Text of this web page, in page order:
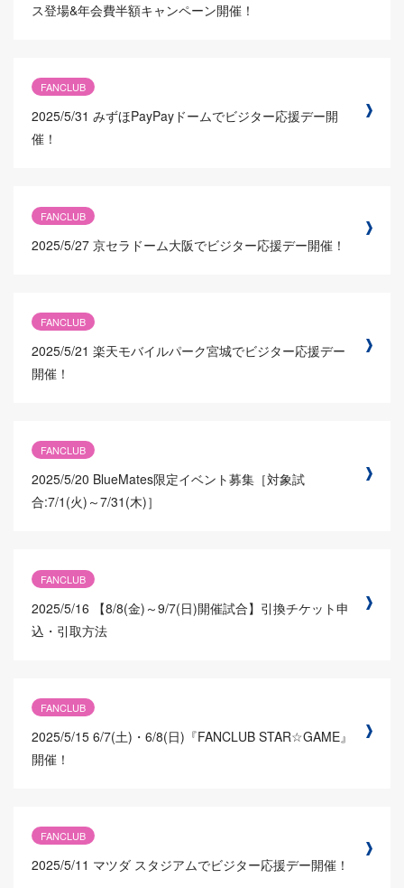
ス登場&年会費半額キャンペーン開催！
FANCLUB
2025/5/31 みずほPayPayドームでビジター応援デー開
催！
FANCLUB
2025/5/27 京セラドーム大阪でビジター応援デー開催！
FANCLUB
2025/5/21 楽天モバイルパーク宮城でビジター応援デー
開催！
FANCLUB
2025/5/20 BlueMates限定イベント募集［対象試
合:7/1(火)～7/31(木)］
FANCLUB
2025/5/16
【8/8(金)～9/7(日)開催試合】引換チケット申
込・引取方法
FANCLUB
2025/5/15 6/7(土)・6/8(日)『FANCLUB STAR☆GAME』
開催！
FANCLUB
2025/5/11 マツダ スタジアムでビジター応援デー開催！